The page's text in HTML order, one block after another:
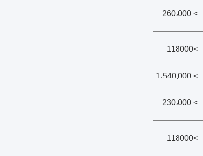
> 260،000
>118000
> 1،540,000
> 230،000
>118000